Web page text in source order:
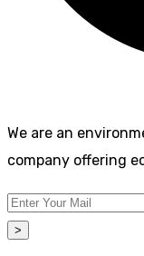
We are an
company offering
>